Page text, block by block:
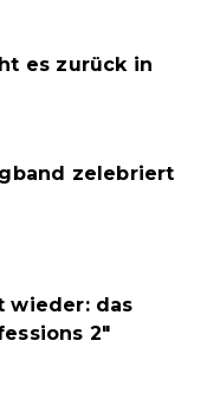
es zurück in
zelebriert
wieder: das
2"